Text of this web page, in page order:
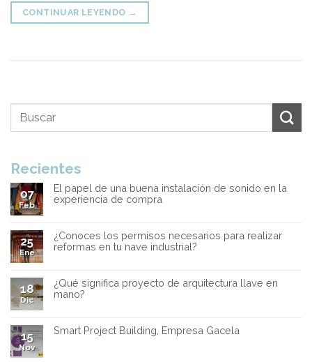
CONTINUAR LEYENDO →
Recientes
07
Feb
El papel de una buena instalación de sonido en la
experiencia de compra
25
Ene
¿Conoces los permisos necesarios para realizar
reformas en tu nave industrial?
18
Dic
¿Qué significa proyecto de arquitectura llave en
mano?
15
Nov
Smart Project Building, Empresa Gacela